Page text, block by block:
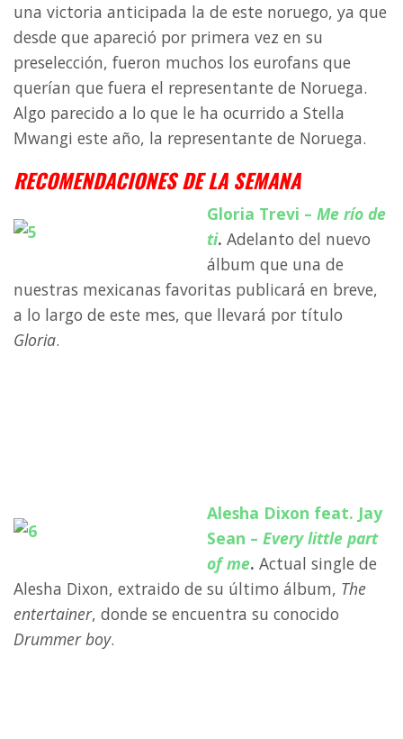
una victoria anticipada la de este noruego, ya que
desde que apareció por primera vez en su
preselección, fueron muchos los eurofans que
querían que fuera el representante de Noruega.
Algo parecido a lo que le ha ocurrido a Stella
Mwangi este año, la representante de Noruega.
RECOMENDACIONES DE LA SEMANA
Gloria Trevi – Me río de
ti. Adelanto del nuevo
álbum que una de
nuestras mexicanas favoritas publicará en breve,
a lo largo de este mes, que llevará por título
Gloria.
Alesha Dixon feat. Jay
Sean – Every little part
of me. Actual single de
Alesha Dixon, extraido de su último álbum, The
entertainer, donde se encuentra su conocido
Drummer boy.